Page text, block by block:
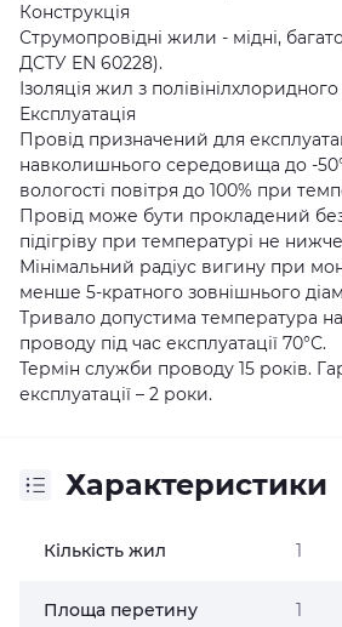
Конструкція
Струмопровідні жили - мідні,
ДСТУ EN 60228).
Ізоляція жил з
Експлуатація
Провід призначений для
навколишнього середовища до -
вологості повітря до 100% при
Провід може бути прокладений
підігріву при температурі не нижче
Мінімальний радіус вигину при
менше 5-кратного зовнішнього
Тривало допустима температура
проводу під час експлуатації 70°С.
Термін служби проводу 15 років.
експлуатації – 2 роки.
Характеристики
Кількість жил 1
Площа перетину 1